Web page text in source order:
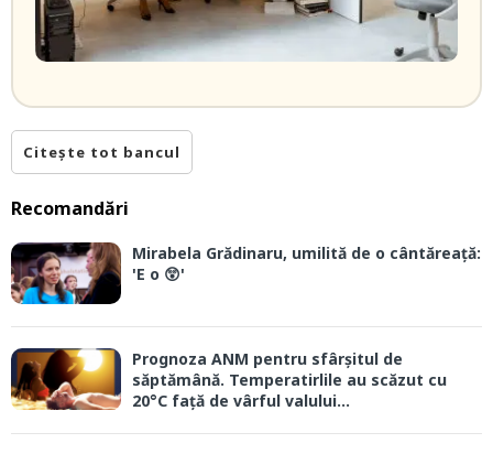
Citește tot bancul
Recomandări
Mirabela Grădinaru, umilită de o cântăreață:
'E o 😲'
Prognoza ANM pentru sfârșitul de
săptămână. Temperatirlile au scăzut cu
20°C față de vârful valului...